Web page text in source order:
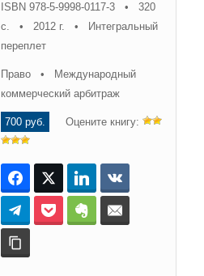
ISBN 978-5-9998-0117-3 • 320
с. • 2012 г. • Интегральный
переплет
Право • Международный
коммерческий арбитраж
700 руб. Оцените книгу:
FacebookTwitter LinkedIn
TelegramPocket Evernote